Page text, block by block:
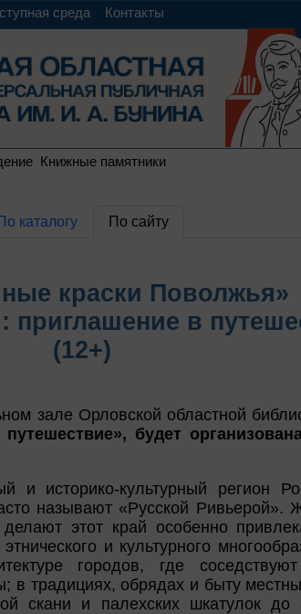
среда Контакты
Книжные памятники
По каталогу По сайту
краски Поволжья»
приглашение в
(12+)
зале Орловской областной
будет
историко-культурный регион
называют «Русской
этот край особенно
и культурного
городов, где
в традициях, обрядах и быту
скани и палехских шкатулок до